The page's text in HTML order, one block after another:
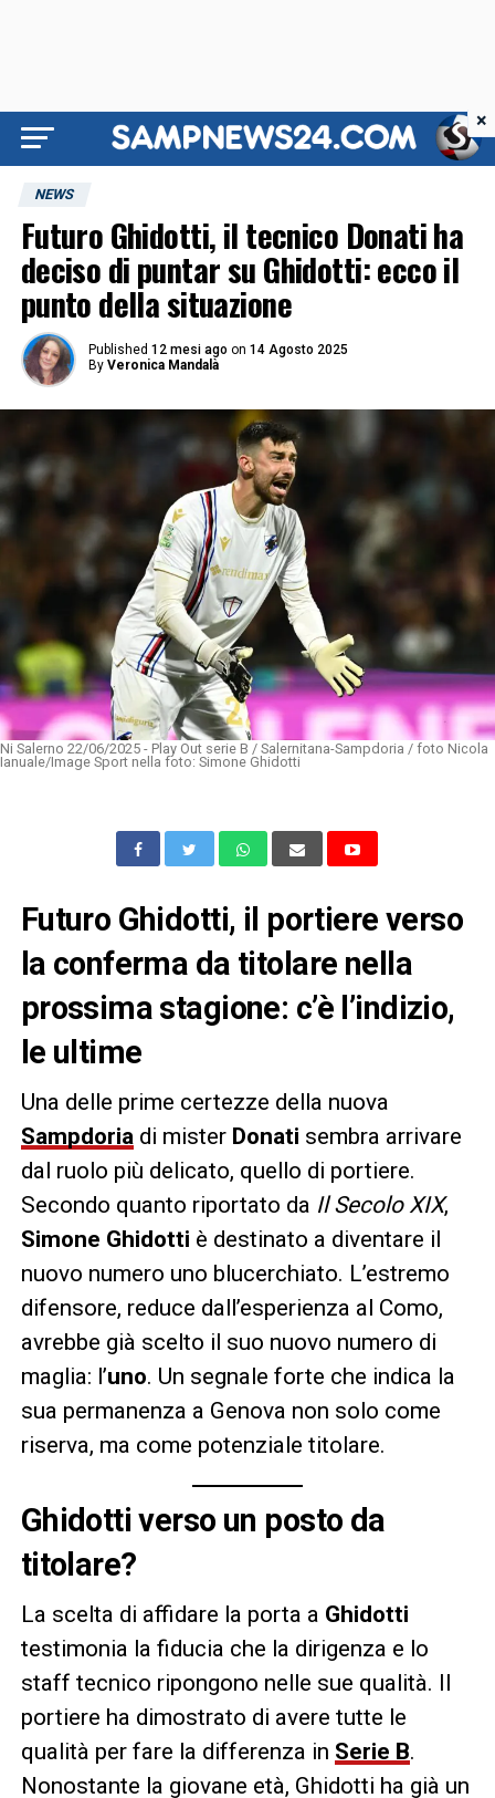
NEWS
Futuro Ghidotti, il tecnico Donati ha
deciso di puntar su Ghidotti: ecco il
punto della situazione
Published 12 mesi ago on 14 Agosto 2025
By Veronica Mandalà
Ni Salerno 22/06/2025 - Play Out serie B / Salernitana-Sampdoria / foto Nicola
Ianuale/Image Sport nella foto: Simone Ghidotti
Futuro Ghidotti, il portiere verso
la conferma da titolare nella
prossima stagione: c’è l’indizio,
le ultime
Una delle prime certezze della nuova
Sampdoria di mister Donati sembra arrivare
dal ruolo più delicato, quello di portiere.
Secondo quanto riportato da Il Secolo XIX,
Simone Ghidotti è destinato a diventare il
nuovo numero uno blucerchiato. L’estremo
difensore, reduce dall’esperienza al Como,
avrebbe già scelto il suo nuovo numero di
maglia: l’uno. Un segnale forte che indica la
sua permanenza a Genova non solo come
riserva, ma come potenziale titolare.
Ghidotti verso un posto da
titolare?
La scelta di affidare la porta a Ghidotti
testimonia la fiducia che la dirigenza e lo
staff tecnico ripongono nelle sue qualità. Il
portiere ha dimostrato di avere tutte le
qualità per fare la differenza in Serie B.
Nonostante la giovane età, Ghidotti ha già un
×